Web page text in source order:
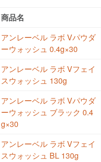
商品名
アンレーベル ラボ Vパウダ
ーウォッシュ 0.4g×30
アンレーベル ラボ Vフェイ
スウォッシュ 130g
アンレーベル ラボ Vパウダ
ーウォッシュ ブラック 0.4
g×30
アンレーベル ラボ Vフェイ
スウォッシュ BL 130g